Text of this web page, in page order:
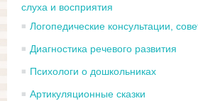
слуха и восприятия
Логопедические консультации,
Диагностика речевого развития
Психологи о дошкольниках
Артикуляционные сказки